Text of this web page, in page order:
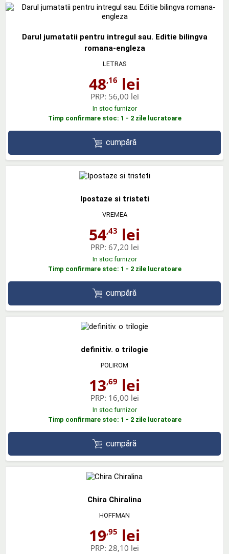
Darul jumatatii pentru intregul sau. Editie bilingva
romana-engleza
LETRAS
48,16 lei
PRP: 56,00 lei
In stoc furnizor
Timp confirmare stoc: 1 - 2 zile lucratoare
cumpără
Ipostaze si tristeti
VREMEA
54,43 lei
PRP: 67,20 lei
In stoc furnizor
Timp confirmare stoc: 1 - 2 zile lucratoare
cumpără
definitiv. o trilogie
POLIROM
13,69 lei
PRP: 16,00 lei
In stoc furnizor
Timp confirmare stoc: 1 - 2 zile lucratoare
cumpără
Chira Chiralina
HOFFMAN
19,95 lei
PRP: 28,10 lei